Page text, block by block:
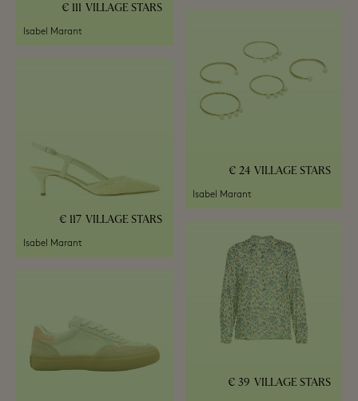
VILLAGE STARS
111 €
Isabel Marant
VILLAGE STARS
24 €
Isabel Marant
VILLAGE STARS
117 €
Isabel Marant
VILLAGE STARS
39 €